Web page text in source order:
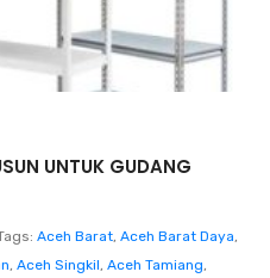
UNTUK GUDANG
Aceh Barat, Aceh Barat Daya,
, Aceh Singkil, Aceh Tamiang,